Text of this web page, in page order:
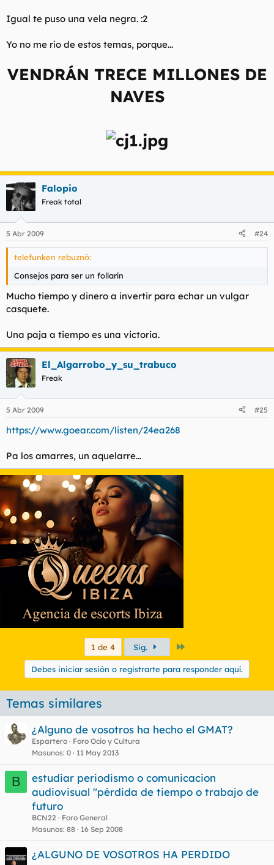
Igual te puso una vela negra. :2
Yo no me río de estos temas, porque...
VENDRÁN TRECE MILLONES DE
NAVES
Falopio
Freak total
5 Abr 2009 #24
telefunken rebuznó:
Consejos para ser un follarín
Mucho tiempo y dinero a invertir para echar un vulgar
casquete.
Una paja a tiempo es una victoria.
El_Algarrobo_y_su_trabuco
Freak
5 Abr 2009 #25
https://www.goear.com/listen/24ea268
Pa los amarres, un aquelarre...
1 de 4 Sig.
Debes iniciar sesión o registrarte para responder aquí.
Temas similares
¿Alguno de vosotros ha hecho el GMAT?
Espartero
Foro Ocio y Cultura
Masunos 0 11 May 2013
B
estudiar periodismo o comunicacion
audiovisual "pérdida de tiempo o trabajo de
futuro
BCN22
Foro General
Masunos 88 16 Sep 2008
¿ALGUNO DE VOSOTROS HA PERDIDO